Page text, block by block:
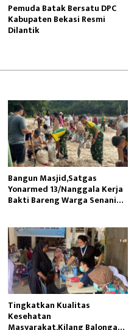
Pemuda Batak Bersatu DPC
Kabupaten Bekasi Resmi
Dilantik
Bangun Masjid,Satgas
Yonarmed 13/Nanggala Kerja
Bakti Bareng Warga Senaning
Tingkatkan Kualitas
Kesehatan